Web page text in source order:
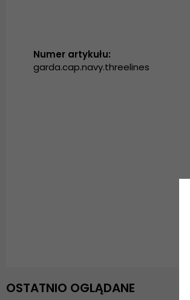
Numer artykułu:
garda.cap.navy.threelines
OSTATNIO OGLĄDANE